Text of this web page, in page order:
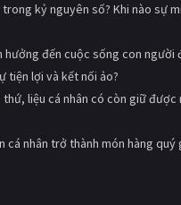
kỷ nguyên số? Khi nào sự
đến cuộc sống con người
tiện lợi và kết nối ảo?
liệu cá nhân có còn giữ được
nhân trở thành món hàng quý